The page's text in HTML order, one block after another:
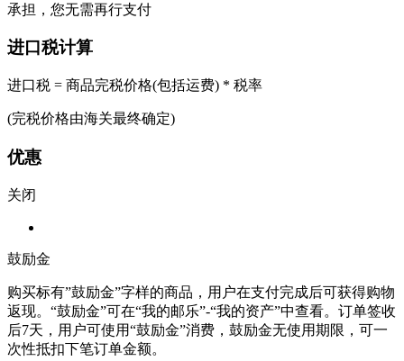
承担，您无需再行支付
进口税计算
进口税 = 商品完税价格(包括运费) * 税率
(完税价格由海关最终确定)
优惠
关闭
鼓励金
购买标有”鼓励金”字样的商品，用户在支付完成后可获得购物
返现。“鼓励金”可在“我的邮乐”-“我的资产”中查看。订单签收
后7天，用户可使用“鼓励金”消费，鼓励金无使用期限，可一
次性抵扣下笔订单金额。